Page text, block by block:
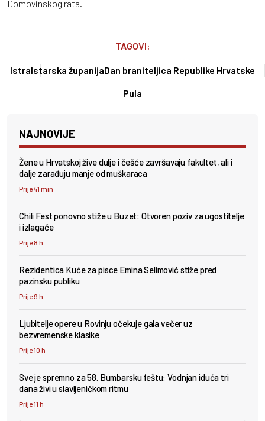
Domovinskog rata.
TAGOVI:
IstraIstarska županijaDan braniteljica Republike Hrvatske
Pula
NAJNOVIJE
Žene u Hrvatskoj žive dulje i češće završavaju fakultet, ali i
dalje zarađuju manje od muškaraca
Prije 41 min
Chili Fest ponovno stiže u Buzet: Otvoren poziv za ugostitelje
i izlagače
Prije 8 h
Rezidentica Kuće za pisce Emina Selimović stiže pred
pazinsku publiku
Prije 9 h
Ljubitelje opere u Rovinju očekuje gala večer uz
bezvremenske klasike
Prije 10 h
Sve je spremno za 58. Bumbarsku feštu: Vodnjan iduća tri
dana živi u slavljeničkom ritmu
Prije 11 h